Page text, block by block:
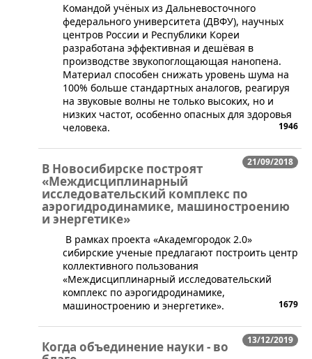
​Командой учёных из Дальневосточного
федерального университета (ДВФУ), научных
центров России и Республики Кореи
разработана эффективная и дешёвая в
производстве звукопоглощающая нанопена.
Материал способен снижать уровень шума на
100% больше стандартных аналогов, реагируя
на звуковые волны не только высоких, но и
низких частот, особенно опасных для здоровья
человека.
1946
21/09/2018
В Новосибирске построят
«Междисциплинарный
исследовательский комплекс по
аэрогидродинамике, машиностроению
и энергетике»
В рамках проекта «Академгородок 2.0»
сибирские ученые предлагают построить центр
коллективного пользования
«Междисциплинарный исследовательский
комплекс по аэрогидродинамике,
машиностроению и энергетике».
1679
13/12/2019
Когда объединение науки - во